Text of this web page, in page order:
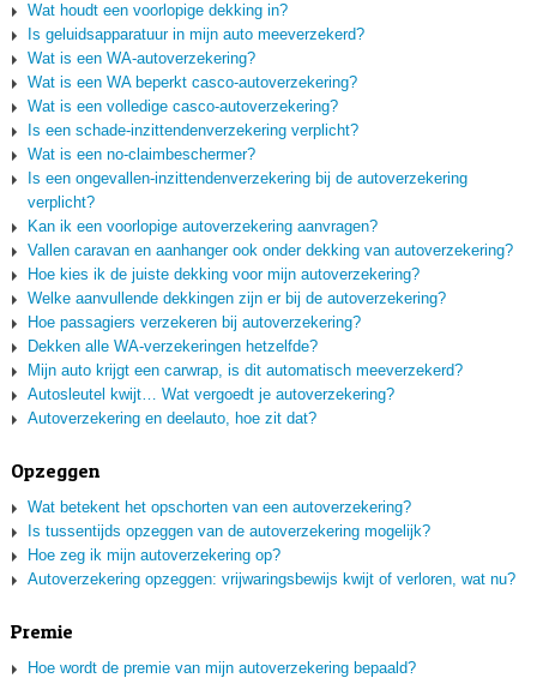
Wat houdt een voorlopige dekking in?
Is geluidsapparatuur in mijn auto meeverzekerd?
Wat is een WA-autoverzekering?
Wat is een WA beperkt casco-autoverzekering?
Wat is een volledige casco-autoverzekering?
Is een schade-inzittendenverzekering verplicht?
Wat is een no-claimbeschermer?
Is een ongevallen-inzittendenverzekering bij de autoverzekering
verplicht?
Kan ik een voorlopige autoverzekering aanvragen?
Vallen caravan en aanhanger ook onder dekking van autoverzekering?
Hoe kies ik de juiste dekking voor mijn autoverzekering?
Welke aanvullende dekkingen zijn er bij de autoverzekering?
Hoe passagiers verzekeren bij autoverzekering?
Dekken alle WA-verzekeringen hetzelfde?
Mijn auto krijgt een carwrap, is dit automatisch meeverzekerd?
Autosleutel kwijt… Wat vergoedt je autoverzekering?
Autoverzekering en deelauto, hoe zit dat?
Opzeggen
Wat betekent het opschorten van een autoverzekering?
Is tussentijds opzeggen van de autoverzekering mogelijk?
Hoe zeg ik mijn autoverzekering op?
Autoverzekering opzeggen: vrijwaringsbewijs kwijt of verloren, wat nu?
Premie
Hoe wordt de premie van mijn autoverzekering bepaald?